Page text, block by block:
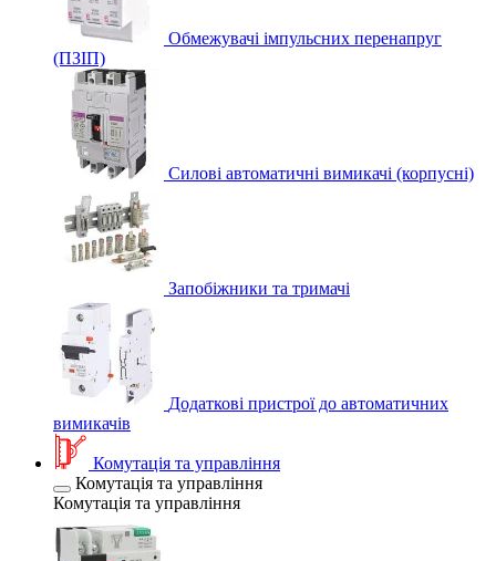
Обмежувачі імпульсних перенапруг
(ПЗІП)
Силові автоматичні вимикачі (корпусні)
Запобіжники та тримачі
Додаткові пристрої до автоматичних
вимикачів
Комутація та управління
Комутація та управління
Комутація та управління